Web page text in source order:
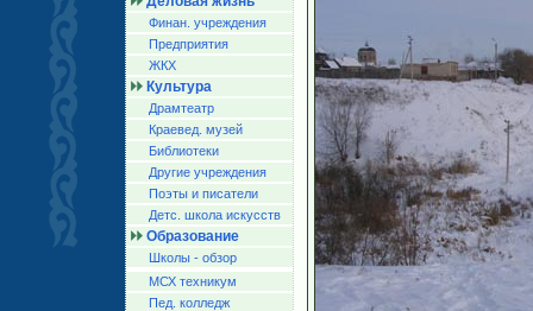
Финан. учреждения
Предприятия
ЖКХ
Культура
Драмтеатр
Краевед. музей
Библиотеки
Другие учреждения
Поэты и писатели
Детс. школа искусств
Образование
Школы - обзор
МСХ техникум
Пед. колледж